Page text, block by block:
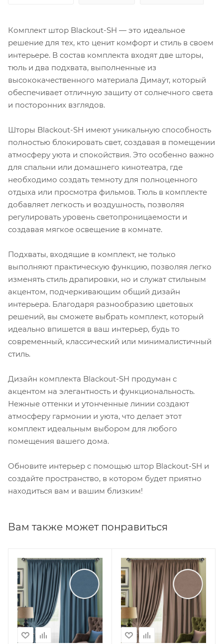
Комплект штор Blackout-SH — это идеальное
решение для тех, кто ценит комфорт и стиль в своем
интерьере. В состав комплекта входят две шторы,
тюль и два подхвата, выполненные из
высококачественного материала Димаут, который
обеспечивает отличную защиту от солнечного света
и посторонних взглядов.
Шторы Blackout-SH имеют уникальную способность
полностью блокировать свет, создавая в помещении
атмосферу уюта и спокойствия. Это особенно важно
для спальни или домашнего кинотеатра, где
необходимо создать темноту для полноценного
отдыха или просмотра фильмов. Тюль в комплекте
добавляет легкость и воздушность, позволяя
регулировать уровень светопроницаемости и
создавая мягкое освещение в комнате.
Подхваты, входящие в комплект, не только
выполняют практическую функцию, позволяя легко
изменять стиль драпировки, но и служат стильным
акцентом, подчеркивающим общий дизайн
интерьера. Благодаря разнообразию цветовых
решений, вы сможете выбрать комплект, который
идеально впишется в ваш интерьер, будь то
современный, классический или минималистичный
стиль.
Дизайн комплекта Blackout-SH продуман с
акцентом на элегантность и функциональность.
Нежные оттенки и утонченные линии создают
атмосферу гармонии и уюта, что делает этот
комплект идеальным выбором для любого
помещения вашего дома.
Обновите интерьер с помощью штор Blackout-SH и
создайте пространство, в котором будет приятно
находиться вам и вашим близким!
Вам также может понравиться